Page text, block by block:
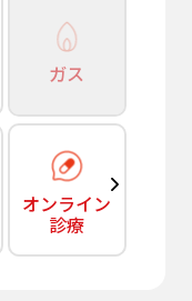
ガス
オンライン
診療